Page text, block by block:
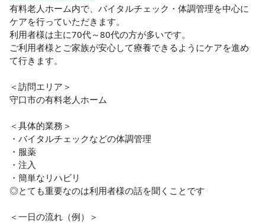
有料老人ホーム内で、バイタルチェック・体調管理を中心に
ケアを行っていただきます。
利用者様は主に70代～80代の方が多いです。
ご利用者様とご家族が安心して療養できるようにケアを進め
て行きます。
＜訪問エリア＞
守口市の有料老人ホーム
＜具体的業務＞
・バイタルチェックなどの体調管理
・服薬
・注入
・簡単なリハビリ
◎とても重要なのは利用者様の話を聞くことです
＜一日の流れ（例）＞